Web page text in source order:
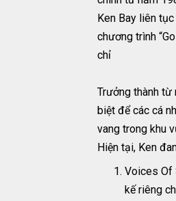
Ken Bay liên
chương trình
chỉ
Trưởng thành
biệt để các cá
vang trong khu
Hiện tại, Ken
Voices Of
kế riêng